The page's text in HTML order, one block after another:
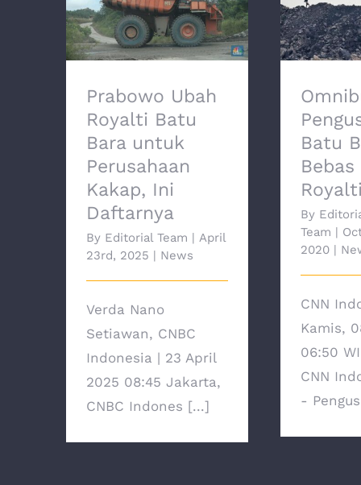
Batu Bara untuk
Perusahaan Kakap, Ini
Daftarnya
Prabowo Ubah
Royalti Batu
Bara untuk
Perusahaan
Kakap, Ini
Daftarnya
By Editorial Team | April
23rd, 2025 | News
Verda Nano
Setiawan, CNBC
Indonesia | 23 April
2025 08:45 Jakarta,
CNBC Indones [...]
Bisa
Batu
Bebas
Royalti
By
Team |
2020 |
CNN
Kamis,
06:50
CNN
-